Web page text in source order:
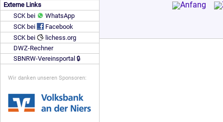
Externe Links
SCK bei
WhatsApp
SCK bei
Facebook
SCK bei
lichess.org
DWZ-Rechner
SBNRW-Vereinsportal 🔒
Wir danken unseren Sponsoren: